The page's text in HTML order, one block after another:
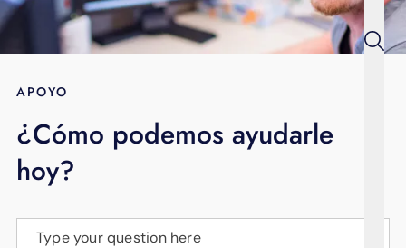
Televisión
BLOG
APOYO
APOYO
¿Cómo podemos ayudarle
hoy?
Type your question here